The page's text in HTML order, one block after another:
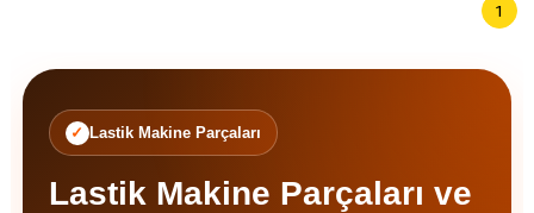
1
Lastik Makine Parçaları
Lastik Makine Parçaları ve